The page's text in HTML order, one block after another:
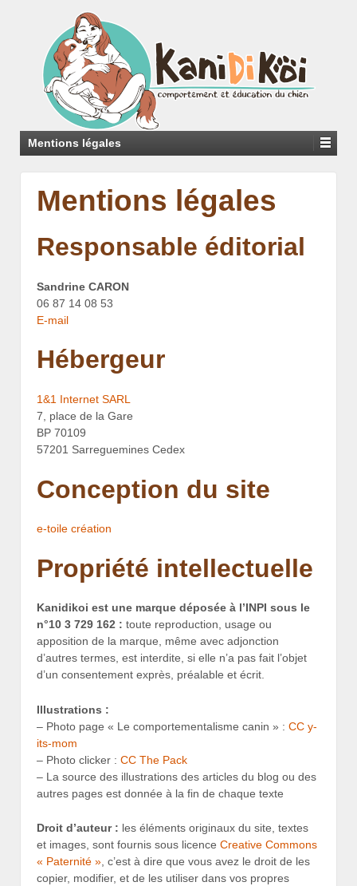
Mentions légales
Mentions légales
Responsable éditorial
Sandrine CARON
06 87 14 08 53
E-mail
Hébergeur
1&1 Internet SARL
7, place de la Gare
BP 70109
57201 Sarreguemines Cedex
Conception du site
e-toile création
Propriété intellectuelle
Kanidikoi est une marque déposée à l’INPI sous le
n°10 3 729 162 : toute reproduction, usage ou
apposition de la marque, même avec adjonction
d’autres termes, est interdite, si elle n’a pas fait l’objet
d’un consentement exprès, préalable et écrit.
Illustrations :
– Photo page « Le comportementalisme canin » : CC y-
its-mom
– Photo clicker : CC The Pack
– La source des illustrations des articles du blog ou des
autres pages est donnée à la fin de chaque texte
Droit d’auteur : les éléments originaux du site, textes
et images, sont fournis sous licence Creative Commons
« Paternité » , c’est à dire que vous avez le droit de les
copier, modifier, et de les utiliser dans vos propres